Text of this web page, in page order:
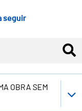
seguir
OBRA SEM